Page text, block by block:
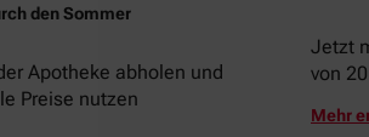
den Sommer
Apotheke abholen und
Preise nutzen
Jetzt
von
Mehr